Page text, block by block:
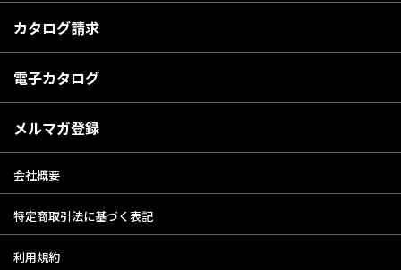
カタログ請求
電子カタログ
メルマガ登録
会社概要
特定商取引法に基づく表記
利用規約